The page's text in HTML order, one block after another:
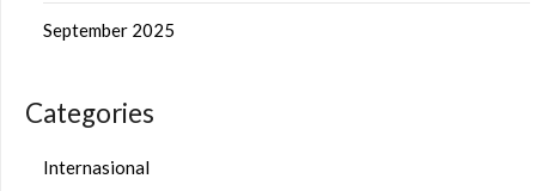
September 2025
Categories
Internasional